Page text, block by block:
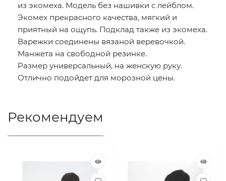
из экомеха. Модель без нашивки с лейблом.
Экомех прекрасного качества, мягкий и
приятный на ощупь. Подклад также из экомеха.
Варежки соединены вязаной веревочкой.
Манжета на свободной резинке.
Размер универсальный, на женскую руку.
Отлично подойдет для морозной цены.
Рекомендуем